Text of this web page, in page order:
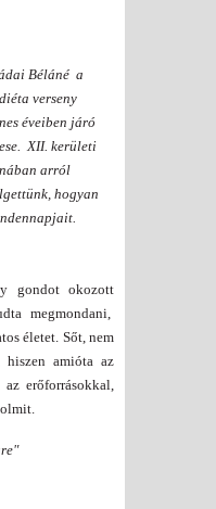
Béláné a
verseny
éveiben járó
XII. kerületi
arról
hogyan
gondot okozott
megmondani,
életet. Sőt, nem
hiszen amióta az
erőforrásokkal,